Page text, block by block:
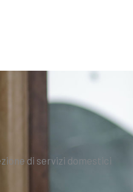
di servizi domestici